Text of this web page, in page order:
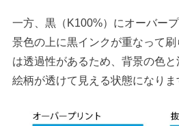
一方、黒（K100%）にオーバー
景色の上に黒インクが重なって
は透過性があるため、背景の色
絵柄が透けて見える状態になりま